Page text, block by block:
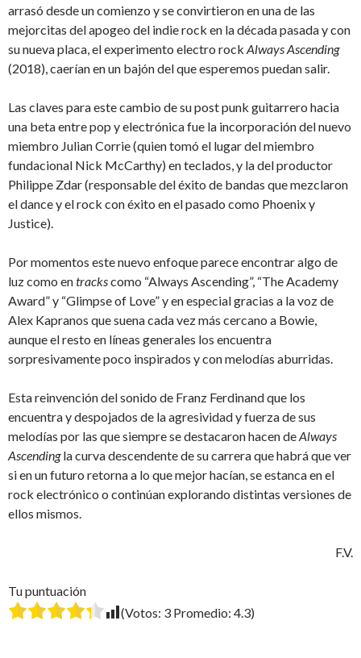
arrasó desde un comienzo y se convirtieron en una de las
mejorcitas del apogeo del indie rock en la década pasada y con
su nueva placa, el experimento electro rock Always Ascending
(2018), caerían en un bajón del que esperemos puedan salir.
Las claves para este cambio de su post punk guitarrero hacia
una beta entre pop y electrónica fue la incorporación del nuevo
miembro Julian Corrie (quien tomó el lugar del miembro
fundacional Nick McCarthy) en teclados, y la del productor
Philippe Zdar (responsable del éxito de bandas que mezclaron
el dance y el rock con éxito en el pasado como Phoenix y
Justice).
Por momentos este nuevo enfoque parece encontrar algo de
luz como entrackscomo “Always Ascending”, “The Academy
Award” y “Glimpse of Love” y en especial gracias a la voz de
Alex Kapranos que suena cada vez más cercano a Bowie,
aunque el resto en líneas generales los encuentra
sorpresivamente poco inspirados y con melodías aburridas.
Esta reinvención del sonido de Franz Ferdinand que los
encuentra y despojados de la agresividad y fuerza de sus
melodías por las que siempre se destacaron hacen deAlways
Ascendingla curva descendente de su carrera que habrá que ver
si en un futuro retorna a lo que mejor hacían, se estanca en el
rock electrónico o continúan explorando distintas versiones de
ellos mismos.
F.V.
Tu puntuación
(Votos: 3 Promedio: 4.3)